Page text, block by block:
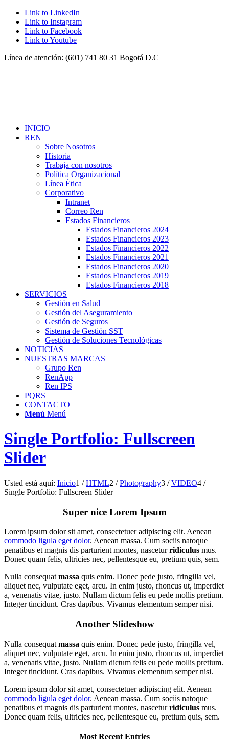
Link to LinkedIn
Link to Instagram
Link to Facebook
Link to Youtube
Línea de atención: (601) 741 80 31 Bogotá D.C
INICIO
REN
Sobre Nosotros
Historia
Trabaja con nosotros
Política Organizacional
Línea Ética
Corporativo
Intranet
Correo Ren
Estados Financieros
Estados Financieros 2024
Estados Financieros 2023
Estados Financieros 2022
Estados Financieros 2021
Estados Financieros 2020
Estados Financieros 2019
Estados Financieros 2018
SERVICIOS
Gestión en Salud
Gestión del Aseguramiento
Gestión de Seguros
Sistema de Gestión SST
Gestión de Soluciones Tecnológicas
NOTICIAS
NUESTRAS MARCAS
Grupo Ren
RenApp
Ren IPS
PQRS
CONTACTO
Menú Menú
Single Portfolio: Fullscreen
Slider
Usted está aquí: Inicio1 / HTML2 / Photography3 / VIDEO4 /
Single Portfolio: Fullscreen Slider
Super nice Lorem Ipsum
Lorem ipsum dolor sit amet, consectetuer adipiscing elit. Aenean
commodo ligula eget dolor. Aenean massa. Cum sociis natoque
penatibus et magnis dis parturient montes, nasceturridiculus mus.
Donec quam felis, ultricies nec, pellentesque eu, pretium quis, sem.
Nulla consequat massa quis enim. Donec pede justo, fringilla vel,
aliquet nec, vulputate eget, arcu. In enim justo, rhoncus ut, imperdiet
a, venenatis vitae, justo. Nullam dictum felis eu pede mollis pretium.
Integer tincidunt. Cras dapibus. Vivamus elementum semper nisi.
Another Slideshow
Nulla consequat massa quis enim. Donec pede justo, fringilla vel,
aliquet nec, vulputate eget, arcu. In enim justo, rhoncus ut, imperdiet
a, venenatis vitae, justo. Nullam dictum felis eu pede mollis pretium.
Integer tincidunt. Cras dapibus. Vivamus elementum semper nisi.
Lorem ipsum dolor sit amet, consectetuer adipiscing elit. Aenean
commodo ligula eget dolor. Aenean massa. Cum sociis natoque
penatibus et magnis dis parturient montes, nasceturridiculus mus.
Donec quam felis, ultricies nec, pellentesque eu, pretium quis, sem.
Most Recent Entries